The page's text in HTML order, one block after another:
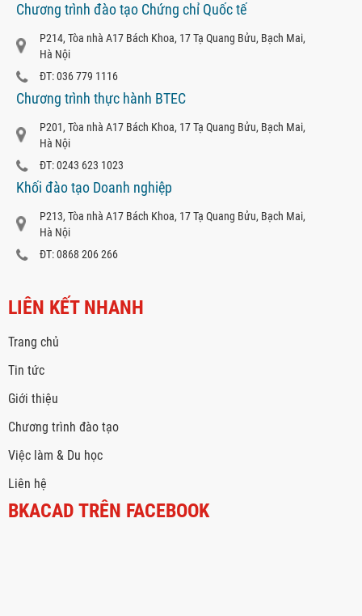
Chương trình đào tạo Chứng chỉ Quốc tế
P214, Tòa nhà A17 Bách Khoa, 17 Tạ Quang Bửu, Bạch Mai,
Hà Nội
ĐT: 036 779 1116
Chương trình thực hành BTEC
P201, Tòa nhà A17 Bách Khoa, 17 Tạ Quang Bửu, Bạch Mai,
Hà Nội
ĐT: 0243 623 1023
Khối đào tạo Doanh nghiệp
P213, Tòa nhà A17 Bách Khoa, 17 Tạ Quang Bửu, Bạch Mai,
Hà Nội
ĐT: 0868 206 266
LIÊN KẾT NHANH
Trang chủ
Tin tức
Giới thiệu
Chương trình đào tạo
Việc làm & Du học
Liên hệ
BKACAD TRÊN FACEBOOK